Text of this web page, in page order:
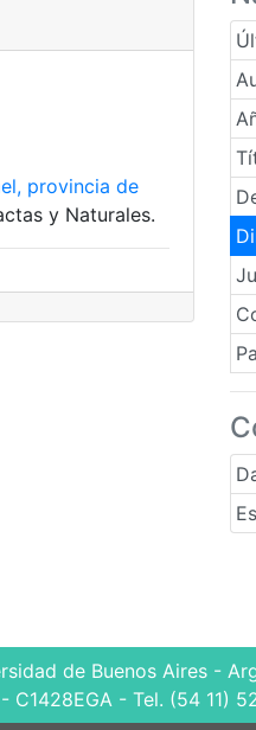
provincia de
y Naturales.
de Buenos Aires -
C1428EGA - Tel. (54 11)